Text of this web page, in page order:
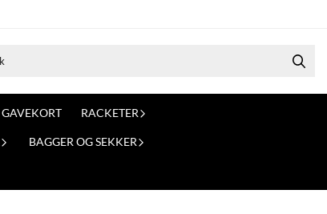
GAVEKORT RACKETER
BAGGER OG SEKKER